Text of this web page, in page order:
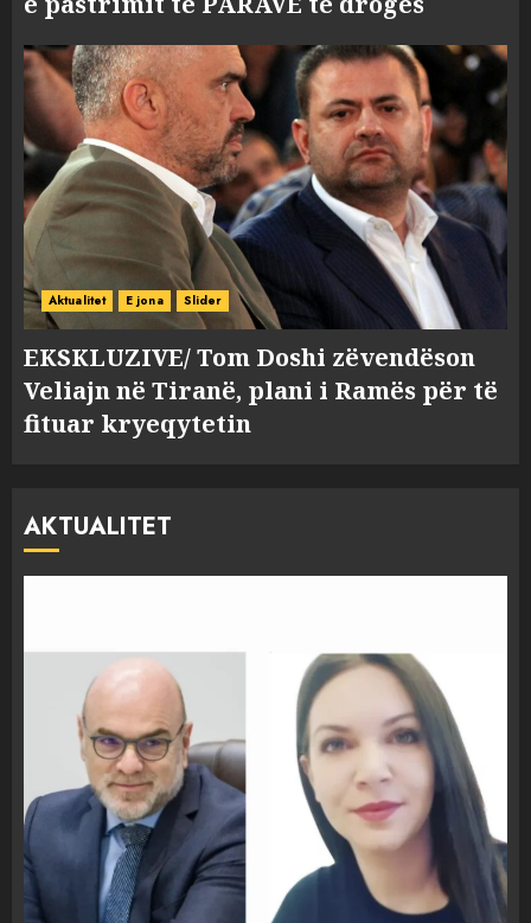
Aktualitet E jona Slider
EKSKLUZIVE/ Tom Doshi zëvendëson
Veliajn në Tiranë, plani i Ramës për të
fituar kryeqytetin
AKTUALITET